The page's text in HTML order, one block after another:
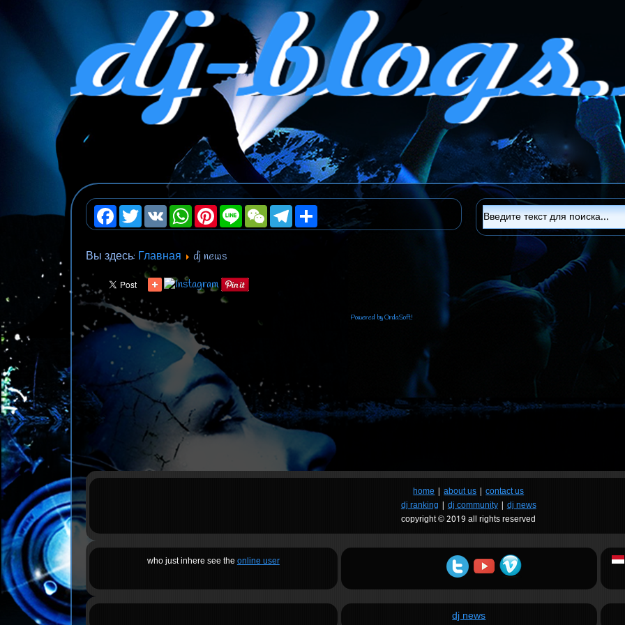
Facebook Twitter VK WhatsAppPinterestLine WeChat Telegram
Вы здесь: Главная dj news
Powered by OrdaSoft!
home|about us|contact us
dj ranking |dj community|dj news
copyright © 2019 all rights reserved
who just inhere see theonline user
dj news